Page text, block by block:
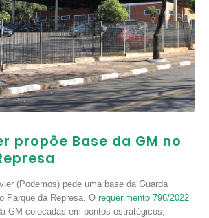
propõe Base da GM no
(Podemos) pede uma base da Guarda
Parque da Represa. O requerimento 796/2022
GM colocadas em pontos estratégicos,